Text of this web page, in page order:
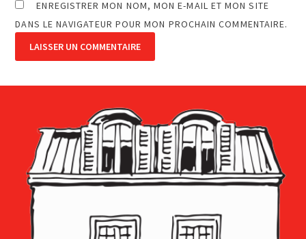
ENREGISTRER MON NOM, MON E-MAIL ET MON SITE
DANS LE NAVIGATEUR POUR MON PROCHAIN COMMENTAIRE.